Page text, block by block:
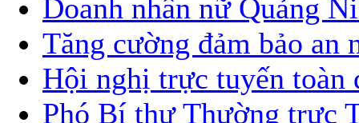
Doanh nhân nữ Quảng
Tăng cường đảm bảo
Hội nghị trực tuyến toàn
Phó Bí thư Thường trực